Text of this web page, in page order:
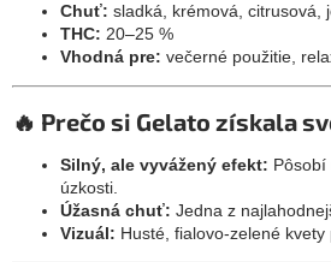
Chuť: sladká, krémová, citrusová,
THC: 20–25 %
Vhodná pre: večerné použitie,
🔥 Prečo si Gelato získala
Silný, ale vyvážený efekt: Pôsobí
úzkosti.
Úžasná chuť: Jedna z
Vizuál: Husté, fialovo-zelené kvety